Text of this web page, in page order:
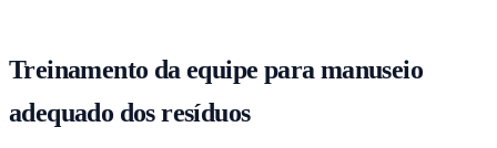
Treinamento da equipe para manuseio
adequado dos resíduos